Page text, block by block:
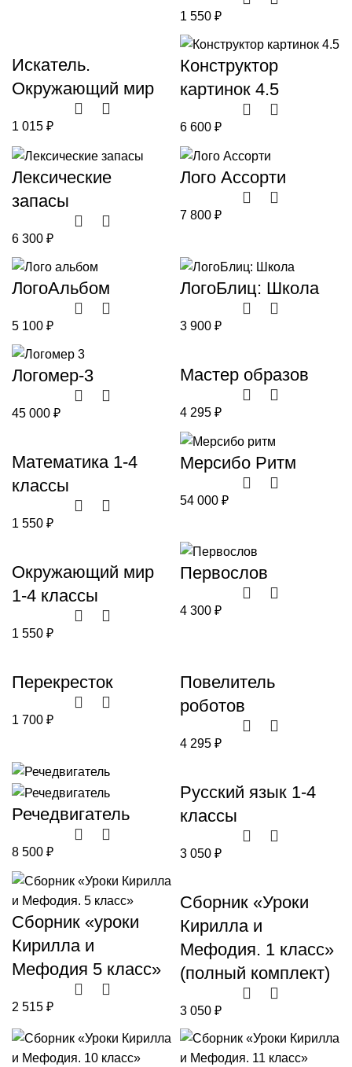
1 550 ₽
Искатель.
Окружающий мир
1 015 ₽
Конструктор
картинок 4.5
6 600 ₽
Лексические
запасы
6 300 ₽
Лого Ассорти
7 800 ₽
ЛогоАльбом
5 100 ₽
ЛогоБлиц: Школа
3 900 ₽
Логомер-3
45 000 ₽
Мастер образов
4 295 ₽
Математика 1-4
классы
1 550 ₽
Мерсибо Ритм
54 000 ₽
Окружающий мир
1-4 классы
1 550 ₽
Первослов
4 300 ₽
Перекресток
1 700 ₽
Повелитель
роботов
4 295 ₽
Речедвигатель
8 500 ₽
Русский язык 1-4
классы
3 050 ₽
Сборник «уроки
Кирилла и
Мефодия 5 класс»
2 515 ₽
Сборник «Уроки
Кирилла и
Мефодия. 1 класс»
(полный комплект)
3 050 ₽